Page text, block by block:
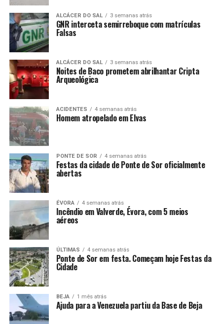
ALCÁCER DO SAL 3 semanas atrás
GNR interceta semirreboque com matrículas
Falsas
ALCÁCER DO SAL 3 semanas atrás
Noites de Baco prometem abrilhantar Cripta
Arqueológica
ACIDENTES 4 semanas atrás
Homem atropelado em Elvas
PONTE DE SOR 4 semanas atrás
Festas da cidade de Ponte de Sor oficialmente
abertas
ÉVORA 4 semanas atrás
Incêndio em Valverde, Évora, com 5 meios
aéreos
ÚLTIMAS 4 semanas atrás
Ponte de Sor em festa. Começam hoje Festas da
Cidade
BEJA 1 mês atrás
Ajuda para a Venezuela partiu da Base de Beja